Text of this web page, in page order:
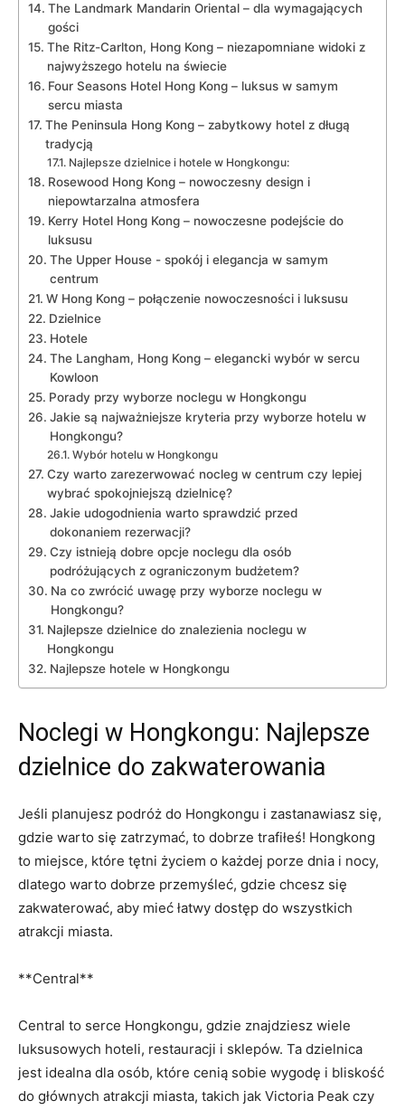
The Landmark Mandarin Oriental – dla wymagających
gości
The Ritz-Carlton, ⁢Hong Kong – niezapomniane widoki z
najwyższego hotelu na świecie
Four Seasons Hotel​ Hong Kong – luksus w samym
sercu miasta
The​ Peninsula Hong⁤ Kong – zabytkowy hotel z długą
tradycją
Najlepsze dzielnice i hotele⁤ w Hongkongu:
Rosewood Hong Kong – nowoczesny‌ design ⁤i
niepowtarzalna atmosfera
Kerry​ Hotel Hong Kong – ‌nowoczesne podejście do
luksusu
The Upper⁤ House ⁣- spokój i elegancja w samym
centrum
W Hong Kong – połączenie nowoczesności i luksusu
Dzielnice
Hotele
The Langham, Hong Kong – elegancki wybór w sercu
Kowloon
Porady przy wyborze noclegu ​w Hongkongu
Jakie są‍ najważniejsze kryteria przy wyborze hotelu w
Hongkongu?
Wybór hotelu w Hongkongu
Czy⁢ warto zarezerwować nocleg w centrum czy lepiej
wybrać spokojniejszą ⁢dzielnicę?
Jakie udogodnienia warto ⁢sprawdzić przed
dokonaniem rezerwacji?
Czy istnieją dobre opcje noclegu dla osób
podróżujących z ograniczonym budżetem?
Na co zwrócić uwagę przy wyborze noclegu w
Hongkongu?
Najlepsze dzielnice do ‍znalezienia noclegu w⁢
Hongkongu
Najlepsze hotele w Hongkongu
Noclegi w Hongkongu: Najlepsze
‌dzielnice do zakwaterowania
Jeśli planujesz podróż ‍do Hongkongu i zastanawiasz się,
gdzie warto się zatrzymać, to dobrze trafiłeś! Hongkong
to miejsce, które tętni życiem o każdej porze dnia i nocy,
dlatego warto dobrze przemyśleć, gdzie chcesz się
zakwaterować, aby mieć ⁢łatwy dostęp ​do wszystkich
atrakcji miasta.
**Central**
Central to serce Hongkongu, gdzie znajdziesz wiele
luksusowych‍ hoteli, restauracji i sklepów. Ta‍ dzielnica
jest idealna dla osób, które cenią⁣ sobie wygodę ‍i ‌bliskość
do głównych atrakcji miasta, takich jak Victoria Peak czy